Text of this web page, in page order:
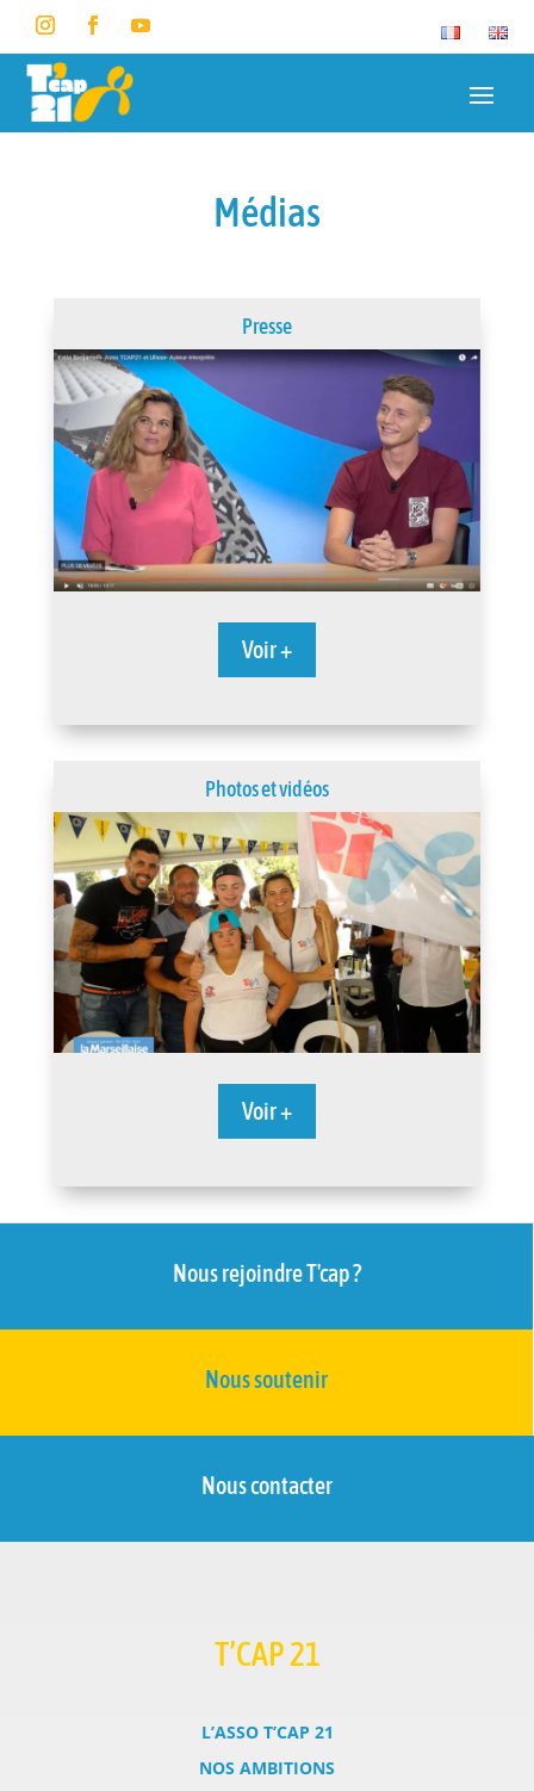
Médias
Presse
Voir +
Photos et vidéos
Voir +
Nous rejoindre T'cap ?
Nous soutenir
Nous contacter
T’CAP 21
L’ASSO T’CAP 21
NOS AMBITIONS